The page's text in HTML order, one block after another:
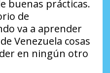
buenas prácticas.
de
va a aprender
Venezuela cosas
en ningún otro